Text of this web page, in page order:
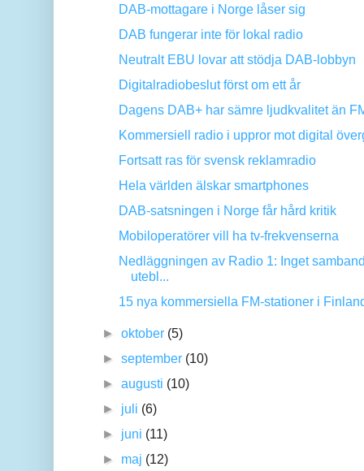
DAB-mottagare i Norge låser sig
DAB fungerar inte för lokal radio
Neutralt EBU lovar att stödja DAB-lobbyn
Digitalradiobeslut först om ett år
Dagens DAB+ har sämre ljudkvalitet än
Kommersiell radio i uppror mot digital
Fortsatt ras för svensk reklamradio
Hela världen älskar smartphones
DAB-satsningen i Norge får hård kritik
Mobiloperatörer vill ha tv-frekvenserna
Nedläggningen av Radio 1: Inget
utebl...
15 nya kommersiella FM-stationer i
►oktober (5)
►september (10)
►augusti (10)
► juli (6)
► juni (11)
► maj (12)